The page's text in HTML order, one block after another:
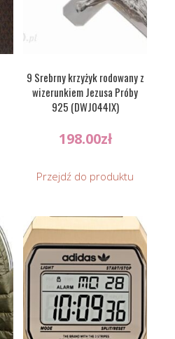
9 Srebrny krzyżyk rodowany z
wizerunkiem Jezusa Próby
925 (DWJ044IX)
198.00zł
Przejdź do produktu